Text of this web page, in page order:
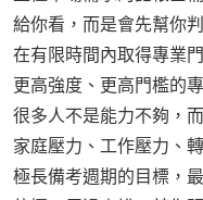
給你看，而是會先幫你
在有限時間內取得專業
更高強度、更高門檻的
很多人不是能力不夠，
家庭壓力、工作壓力、
極長備考週期的目標，